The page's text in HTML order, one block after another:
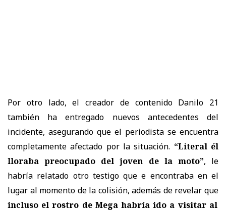
Por otro lado, el creador de contenido Danilo 21
también ha entregado nuevos antecedentes del
incidente, asegurando que el periodista se encuentra
completamente afectado por la situación. “Literal él
lloraba preocupado del joven de la moto”, le
habría relatado otro testigo que e encontraba en el
lugar al momento de la colisión, además de revelar que
incluso el rostro de Mega habría ido a visitar al